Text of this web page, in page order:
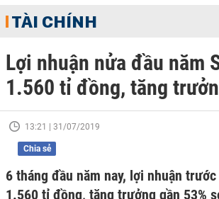
TÀI CHÍNH
Lợi nhuận nửa đầu năm
1.560 tỉ đồng, tăng
13:21 | 31/07/2019
Chia sẻ
6 tháng đầu năm nay, lợi nhuận
1.560 tỉ đồng, tăng trưởng gần 53%